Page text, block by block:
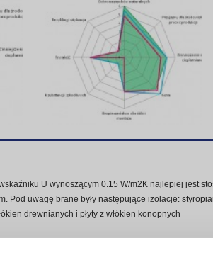
U wynoszącym 0.15 W/m2K najlepiej jest
Pod uwagę brane były następujące izolacje:
drewnianych i płyty z włókien konopnych